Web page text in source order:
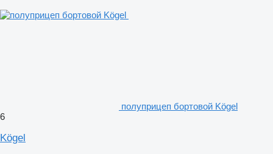
полуприцеп бортовой Kögel
6
Kögel